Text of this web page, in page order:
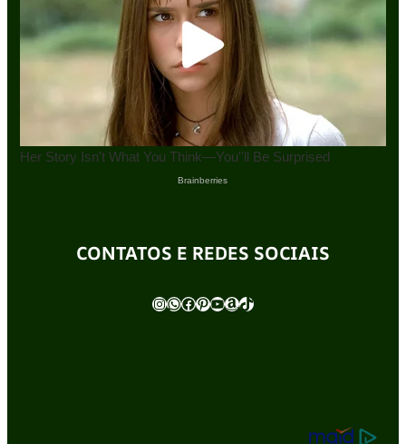
CONTATOS E REDES SOCIAIS
InstagramWhatsApp Facebook Pinterest Youtube Amazon TikTok